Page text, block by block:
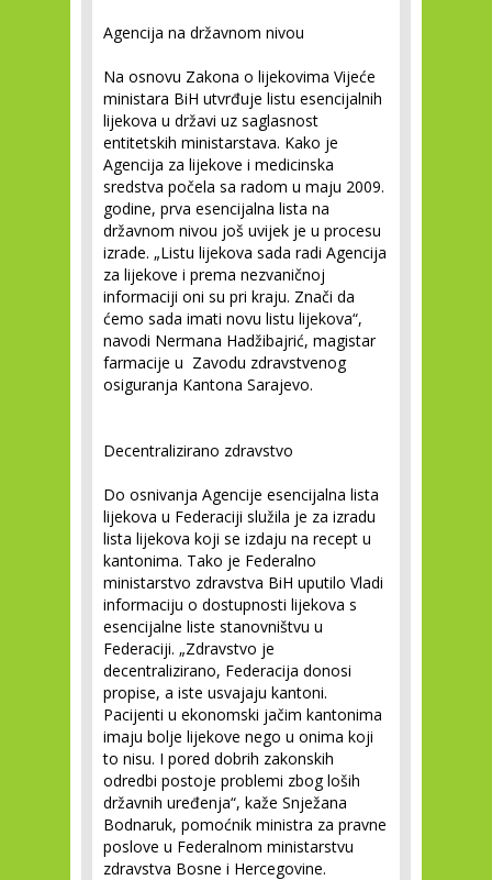
Agencija na državnom nivou
Na osnovu Zakona o lijekovima Vijeće
ministara BiH utvrđuje listu esencijalnih
lijekova u državi uz saglasnost
entitetskih ministarstava. Kako je
Agencija za lijekove i medicinska
sredstva počela sa radom u maju 2009.
godine, prva esencijalna lista na
državnom nivou još uvijek je u procesu
izrade. „Listu lijekova sada radi Agencija
za lijekove i prema nezvaničnoj
informaciji oni su pri kraju. Znači da
ćemo sada imati novu listu lijekova“,
navodi Nermana Hadžibajrić, magistar
farmacije u Zavodu zdravstvenog
osiguranja Kantona Sarajevo.
Decentralizirano zdravstvo
Do osnivanja Agencije esencijalna lista
lijekova u Federaciji služila je za izradu
lista lijekova koji se izdaju na recept u
kantonima. Tako je Federalno
ministarstvo zdravstva BiH uputilo Vladi
informaciju o dostupnosti lijekova s
esencijalne liste stanovništvu u
Federaciji. „Zdravstvo je
decentralizirano, Federacija donosi
propise, a iste usvajaju kantoni.
Pacijenti u ekonomski jačim kantonima
imaju bolje lijekove nego u onima koji
to nisu. I pored dobrih zakonskih
odredbi postoje problemi zbog loših
državnih uređenja“, kaže Snježana
Bodnaruk, pomoćnik ministra za pravne
poslove u Federalnom ministarstvu
zdravstva Bosne i Hercegovine.